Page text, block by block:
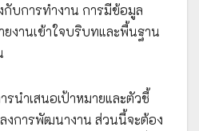
บการทำงาน การมีข้อมูล
ยงานเข้าใจบริบทและพื้นฐาน
นำเสนอเป้าหมายและตัวชี้
งการพัฒนางาน ส่วนนี้จะต้อง